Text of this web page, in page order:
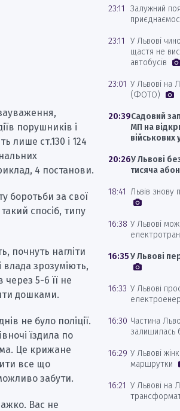
порушників і
лише ст.130 і 124
4 постанови.
боротьби за свої
спосіб, типу
почнуть нагліти
влада зрозуміють,
через 5-6 її не
дошками.
не було поліції.
їздила по
Це крижане
все що
забути.
Вас не
23:11
Залужний
23:11
У Львові
щастя не
автобусів
23:01 У Львові на
(ФОТО)
20:39Садовий
МП на
військових
20:26У Львові
тисяча
18:41 Львів знову
16:38 У Львові
16:35У Львові
16:33 У Львові
16:30 Частина
залишилась
16:29 У Львові
маршрутки
16:21 У Львові на